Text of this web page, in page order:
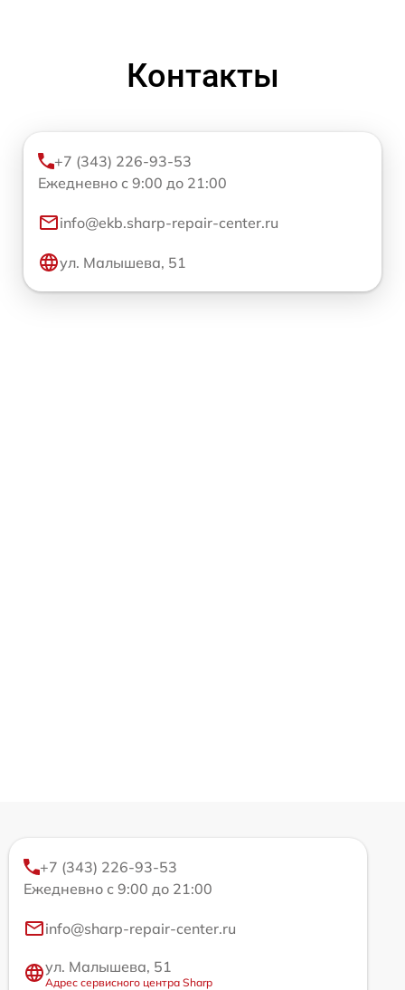
Контакты
+7 (343) 226-93-53
Ежедневно с 9:00 до 21:00
info@ekb.sharp-repair-center.ru
ул. Малышева, 51
+7 (343) 226-93-53
Ежедневно с 9:00 до 21:00
info@sharp-repair-center.ru
ул. Малышева, 51
Адрес сервисного центра Sharp